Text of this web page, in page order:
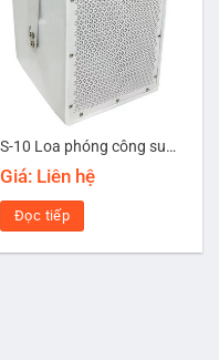
S-10 Loa phóng công suất cao loại 2 Way
Giá: Liên hệ
Đọc tiếp